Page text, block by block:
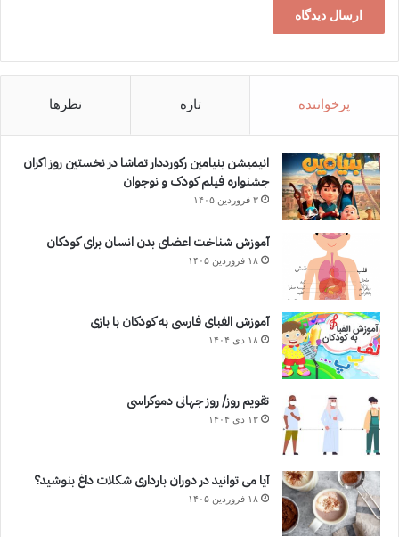
پرخواننده تازه نظرها
انیمیشن بنیامین رکورددار تماشا در نخستین روز اکران‌
جشنواره فیلم کودک و نوجوان
۳ فروردین ۱۴۰۵
آموزش شناخت اعضای بدن انسان برای کودکان
۱۸ فروردین ۱۴۰۵
آموزش الفبای فارسی به کودکان با بازی
۱۸ دی ۱۴۰۴
تقویم روز/ روز جهانی دموکراسی
۱۳ دی ۱۴۰۴
آیا می توانید در دوران بارداری شکلات داغ بنوشید؟
۱۸ فروردین ۱۴۰۵